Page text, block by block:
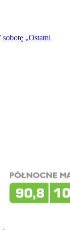
„Ostatni